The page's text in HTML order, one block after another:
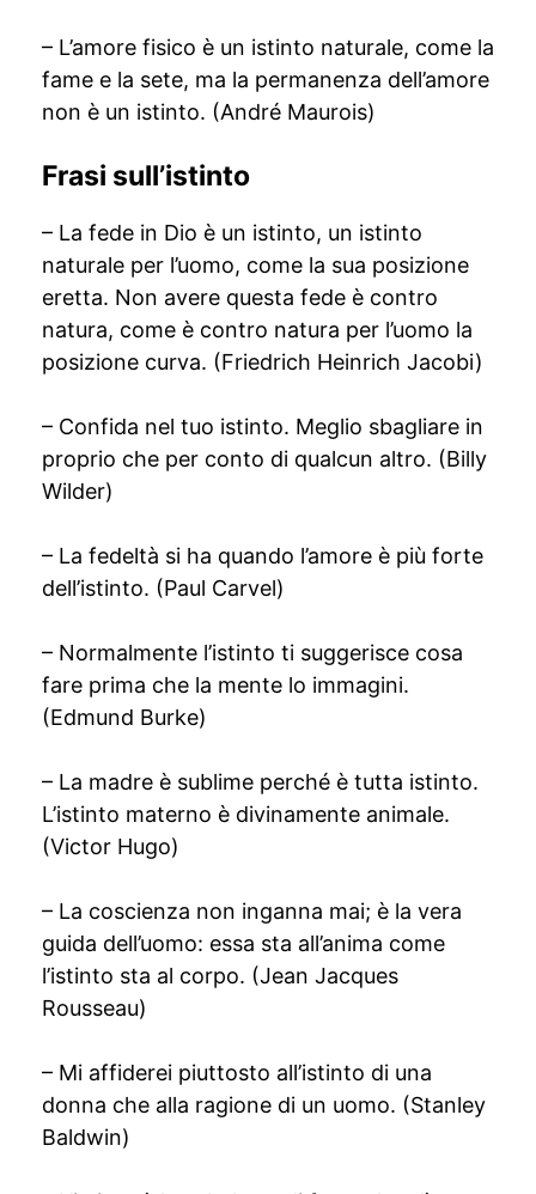
– L’amore fisico è un istinto naturale, come la
fame e la sete, ma la permanenza dell’amore
non è un istinto. (André Maurois)
Frasi sull’istinto
– La fede in Dio è un istinto, un istinto
naturale per l’uomo, come la sua posizione
eretta. Non avere questa fede è contro
natura, come è contro natura per l’uomo la
posizione curva. (Friedrich Heinrich Jacobi)
– Confida nel tuo istinto. Meglio sbagliare in
proprio che per conto di qualcun altro. (Billy
Wilder)
– La fedeltà si ha quando l’amore è più forte
dell’istinto. (Paul Carvel)
– Normalmente l’istinto ti suggerisce cosa
fare prima che la mente lo immagini.
(Edmund Burke)
– La madre è sublime perché è tutta istinto.
L’istinto materno è divinamente animale.
(Victor Hugo)
– La coscienza non inganna mai; è la vera
guida dell’uomo: essa sta all’anima come
l’istinto sta al corpo. (Jean Jacques
Rousseau)
– Mi affiderei piuttosto all’istinto di una
donna che alla ragione di un uomo. (Stanley
Baldwin)